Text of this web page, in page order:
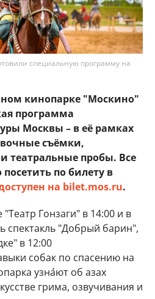
специальную программу на
кинопарке "Москино"
программа
Москвы – в её рамках
съёмки,
театральные пробы. Все
по билету в
на bilet.mos.ru.
Гонзаги" в 14:00 и в
спектакль "Добрый барин",
в 12:00
собак по спасению на
узна́ют об азах
грима, озвучивания и